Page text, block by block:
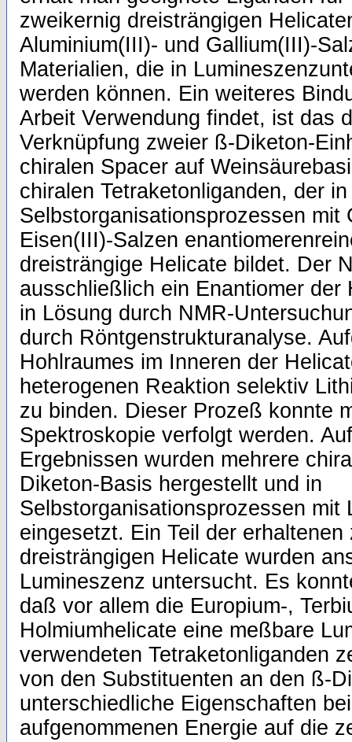
zweikernig dreisträngigen
Aluminium(III)- und Gallium(III)-
Materialien, die in
werden können. Ein weiteres
Arbeit Verwendung findet, ist das
Verknüpfung zweier ß-Diketon-
chiralen Spacer auf
chiralen Tetraketonliganden, der in
Selbstorganisationsprozessen mit
Eisen(III)-Salzen
dreisträngige Helicate bildet. Der
ausschließlich ein Enantiomer der
in Lösung durch NMR-
durch Röntgenstrukturanalyse.
Hohlraumes im Inneren der
heterogenen Reaktion selektiv
zu binden. Dieser Prozeß konnte
Spektroskopie verfolgt werden.
Ergebnissen wurden mehrere
Diketon-Basis hergestellt und in
Selbstorganisationsprozessen mit
eingesetzt. Ein Teil der erhaltenen
dreisträngigen Helicate wurden
Lumineszenz untersucht. Es
daß vor allem die Europium-,
Holmiumhelicate eine meßbare
verwendeten Tetraketonliganden
von den Substituenten an den ß-
unterschiedliche Eigenschaften
aufgenommenen Energie auf die